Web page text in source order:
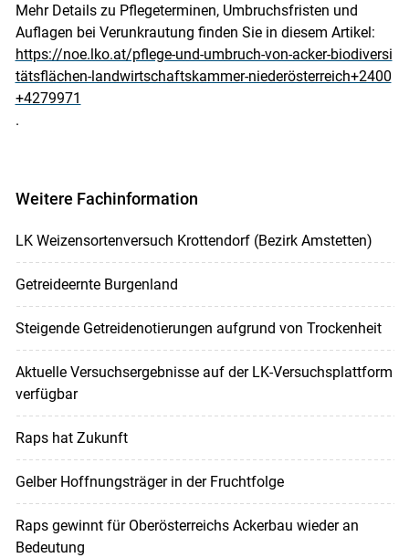
Mehr Details zu Pflegeterminen, Umbruchsfristen und
Auflagen bei Verunkrautung finden Sie in diesem Artikel:
https://noe.lko.at/pflege-und-umbruch-von-acker-biodiversi
tätsflächen-landwirtschaftskammer-niederösterreich+2400
+4279971
.
Weitere Fachinformation
LK Weizensortenversuch Krottendorf (Bezirk Amstetten)
Getreideernte Burgenland
Steigende Getreidenotierungen aufgrund von Trockenheit
Aktuelle Versuchsergebnisse auf der LK-Versuchsplattform
verfügbar
Raps hat Zukunft
Gelber Hoffnungsträger in der Fruchtfolge
Raps gewinnt für Oberösterreichs Ackerbau wieder an
Bedeutung